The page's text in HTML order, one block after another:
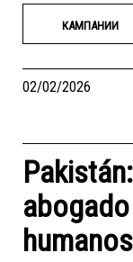
КАМПАНИИ
02/02/2026